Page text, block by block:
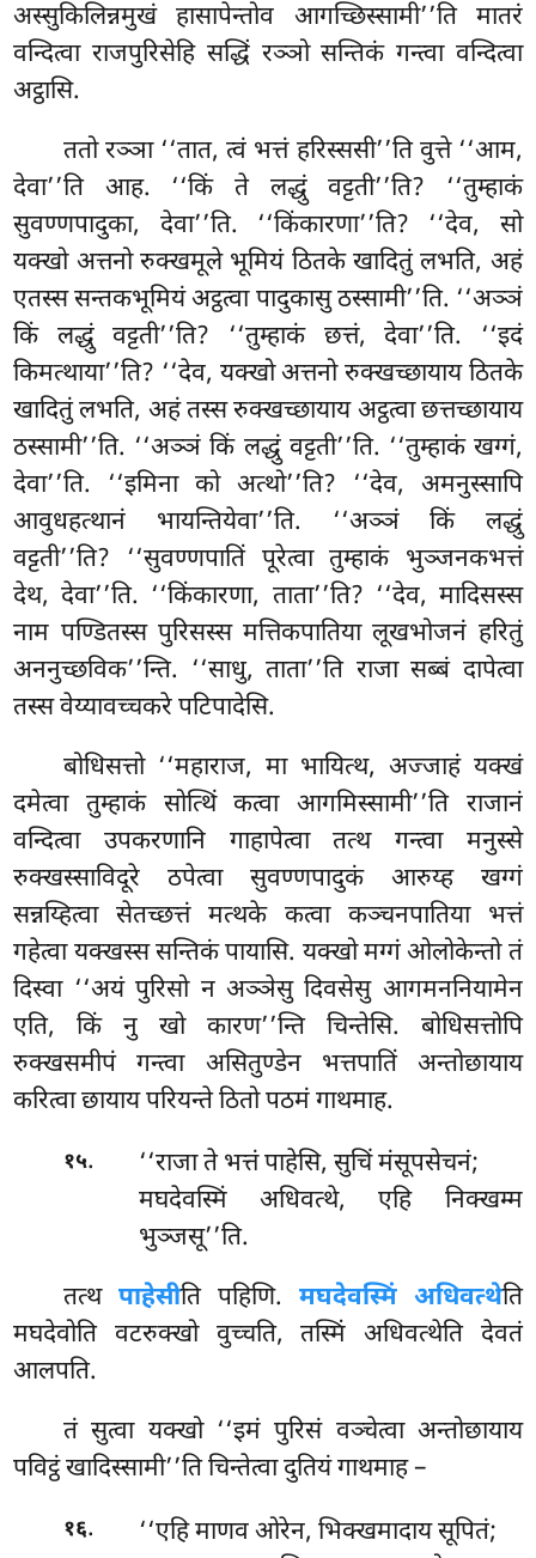
अस्सुकिलिन्नमुखं हासापेन्तोव आगच्छिस्सामी’’ति मातरं
वन्दित्वा राजपुरिसेहि सद्धिं रञ्ञो सन्तिकं गन्त्वा वन्दित्वा
अट्ठासि.
ततो रञ्ञा ‘‘तात, त्वं भत्तं हरिस्ससी’’ति वुत्ते ‘‘आम,
देवा’’ति आह. ‘‘किं ते लद्धुं वट्टती’’ति? ‘‘तुम्हाकं
सुवण्णपादुका, देवा’’ति. ‘‘किंकारणा’’ति? ‘‘देव, सो
यक्खो अत्तनो रुक्खमूले भूमियं ठितके खादितुं लभति, अहं
एतस्स सन्तकभूमियं अट्ठत्वा पादुकासु ठस्सामी’’ति. ‘‘अञ्ञं
किं लद्धुं वट्टती’’ति? ‘‘तुम्हाकं छत्तं, देवा’’ति. ‘‘इदं
किमत्थाया’’ति? ‘‘देव, यक्खो अत्तनो रुक्खच्छायाय ठितके
खादितुं लभति, अहं तस्स रुक्खच्छायाय अट्ठत्वा छत्तच्छायाय
ठस्सामी’’ति. ‘‘अञ्ञं किं लद्धुं वट्टती’’ति. ‘‘तुम्हाकं खग्गं,
देवा’’ति. ‘‘इमिना को अत्थो’’ति? ‘‘देव, अमनुस्सापि
आवुधहत्थानं भायन्तियेवा’’ति. ‘‘अञ्ञं किं लद्धुं
वट्टती’’ति? ‘‘सुवण्णपातिं पूरेत्वा तुम्हाकं भुञ्जनकभत्तं
देथ, देवा’’ति. ‘‘किंकारणा, ताता’’ति? ‘‘देव, मादिसस्स
नाम पण्डितस्स पुरिसस्स मत्तिकपातिया लूखभोजनं हरितुं
अननुच्छविक’’न्ति. ‘‘साधु, ताता’’ति राजा सब्बं दापेत्वा
तस्स वेय्यावच्चकरे पटिपादेसि.
बोधिसत्तो ‘‘महाराज, मा भायित्थ, अज्जाहं यक्खं
दमेत्वा तुम्हाकं सोत्थिं कत्वा आगमिस्सामी’’ति राजानं
वन्दित्वा उपकरणानि गाहापेत्वा तत्थ गन्त्वा मनुस्से
रुक्खस्साविदूरे ठपेत्वा सुवण्णपादुकं आरुय्ह खग्गं
सन्नय्हित्वा सेतच्छत्तं मत्थके कत्वा कञ्चनपातिया भत्तं
गहेत्वा यक्खस्स सन्तिकं पायासि. यक्खो मग्गं ओलोकेन्तो तं
दिस्वा ‘‘अयं पुरिसो न अञ्ञेसु दिवसेसु आगमननियामेन
एति, किं नु खो कारण’’न्ति चिन्तेसि. बोधिसत्तोपि
रुक्खसमीपं गन्त्वा असितुण्डेन भत्तपातिं अन्तोछायाय
करित्वा छायाय परियन्ते ठितो पठमं गाथमाह.
१५.
‘‘राजा ते भत्तं पाहेसि, सुचिं मंसूपसेचनं;
मघदेवस्मिं अधिवत्थे, एहि निक्खम्म
भुञ्जसू’’ति.
तत्थ पाहेसीति पहिणि. मघदेवस्मिं अधिवत्थेति
मघदेवोति वटरुक्खो वुच्चति, तस्मिं अधिवत्थेति देवतं
आलपति.
तंसुत्वा यक्खो ‘‘इमं पुरिसं वञ्चेत्वा अन्तोछायाय
पविट्ठं खादिस्सामी’’ति चिन्तेत्वा दुतियं गाथमाह –
१६.
‘‘एहि माणव ओरेन, भिक्खमादाय सूपितं;